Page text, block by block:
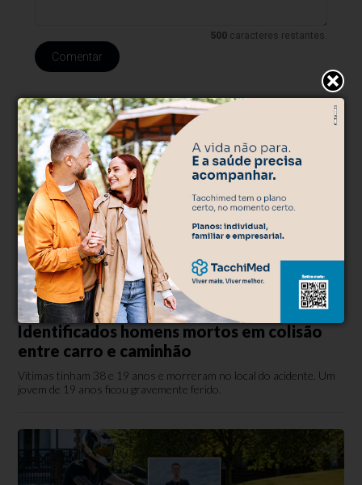
500 caracteres restantes.
Comentar
Trânsito Há 1 dia
Identificados homens mortos em colisão
entre carro e caminhão
Vítimas tinham 38 e 19 anos e morreram no local do acidente. Um
jovem de 19 anos ficou gravemente ferido.